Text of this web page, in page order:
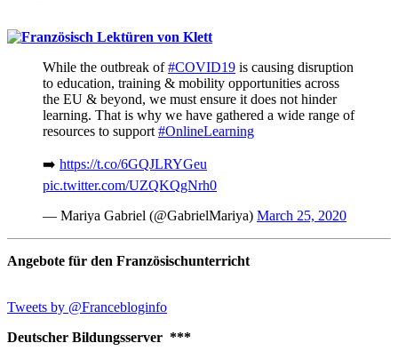
While the outbreak of#COVID19 is causing disruption
to education, training & mobility opportunities across
the EU & beyond, we must ensure it does not hinder
learning. That is why we have gathered a wide range of
resources to support#OnlineLearning
➡️ https://t.co/6GQJLRYGeu
pic.twitter.com/UZQKQgNrh0
— Mariya Gabriel (@GabrielMariya) March 25, 2020
Angebote für den Französischunterricht
Tweets by @Francebloginfo
Deutscher Bildungsserver ***